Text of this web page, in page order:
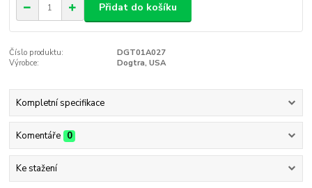
Přidat do košíku
Číslo produktu:
DGT01A027
Výrobce:
Dogtra, USA
Kompletní specifikace
Komentáře 0
Ke stažení